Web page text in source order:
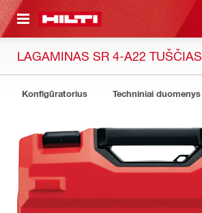
TURINIO
LAGAMINAS SR 4-A22 TUŠČIAS
Konfigūratorius Techniniai duomenys